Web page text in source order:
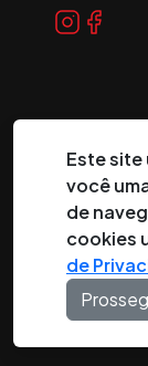
direitos
DESENVOLVIDO
Este
você
de
cookies
de